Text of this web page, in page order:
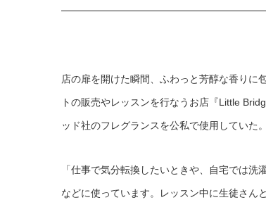
店の扉を開けた瞬間、ふわっと芳醇な香りに
トの販売やレッスンを行なうお店『Little
ッド社のフレグランスを公私で使用していた。
「仕事で気分転換したいときや、自宅では
などに使っています。レッスン中に生徒さん